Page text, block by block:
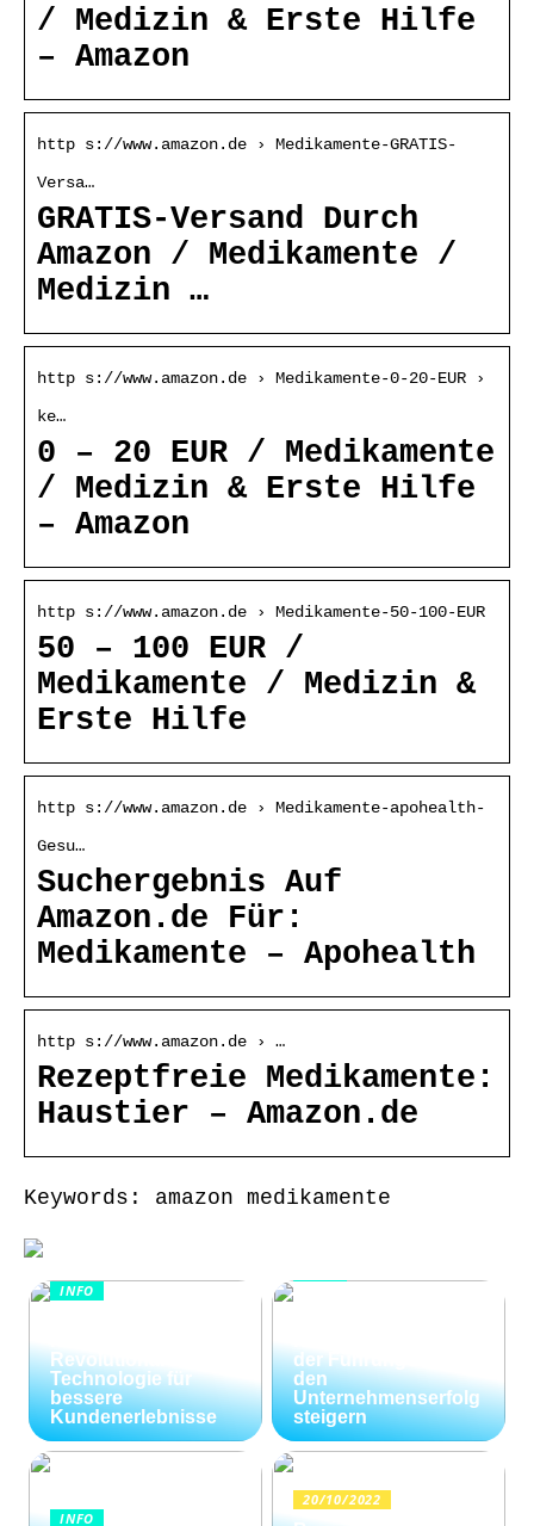
/ Medizin & Erste Hilfe
– Amazon
http s://www.amazon.de › Medikamente-GRATIS-
Versa…
GRATIS-Versand Durch
Amazon / Medikamente /
Medizin …
http s://www.amazon.de › Medikamente-0-20-EUR ›
ke…
0 – 20 EUR / Medikamente
/ Medizin & Erste Hilfe
– Amazon
http s://www.amazon.de › Medikamente-50-100-EUR
50 – 100 EUR /
Medikamente / Medizin &
Erste Hilfe
http s://www.amazon.de › Medikamente-apohealth-
Gesu…
Suchergebnis Auf
Amazon.de Für:
Medikamente – Apohealth
http s://www.amazon.de › …
Rezeptfreie Medikamente:
Haustier – Amazon.de
Keywords: amazon medikamente
INFO
Revolutionäre
Technologie für
bessere
Kundenerlebnisse
der Führungskräfte
den
Unternehmenserfolg
steigern
INFO
20/10/2022